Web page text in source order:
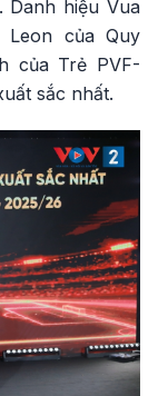
Danh hiệu Vua
của Quy
của Trẻ PVF-
sắc nhất.